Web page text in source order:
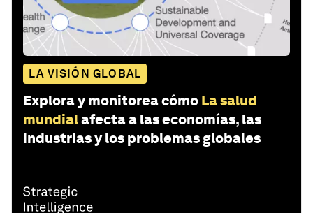
LA VISIÓN GLOBAL
Explora y monitorea cómo La salud
mundialafecta a las economías, las
industrias y los problemas globales